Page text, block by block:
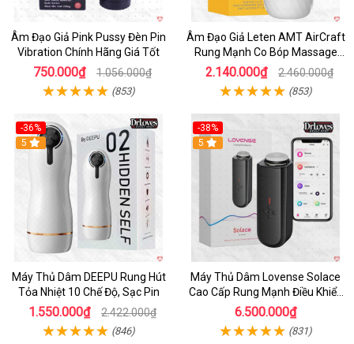
Âm Đạo Giả Pink Pussy Đèn Pin
Vibration Chính Hãng Giá Tốt
750.000₫ 1.056.000₫
(853)
Âm Đạo Giả Leten AMT AirCraft
Rung Mạnh Co Bóp Massage
Êm Ái
2.140.000₫ 2.460.000₫
(853)
-36%
Hot
5
Máy Thủ Dâm DEEPU Rung Hút
Tỏa Nhiệt 10 Chế Độ, Sạc Pin
1.550.000₫ 2.422.000₫
(846)
-38%
Hot
5
Máy Thủ Dâm Lovense Solace
Cao Cấp Rung Mạnh Điều Khiển
App
6.500.000₫
(831)